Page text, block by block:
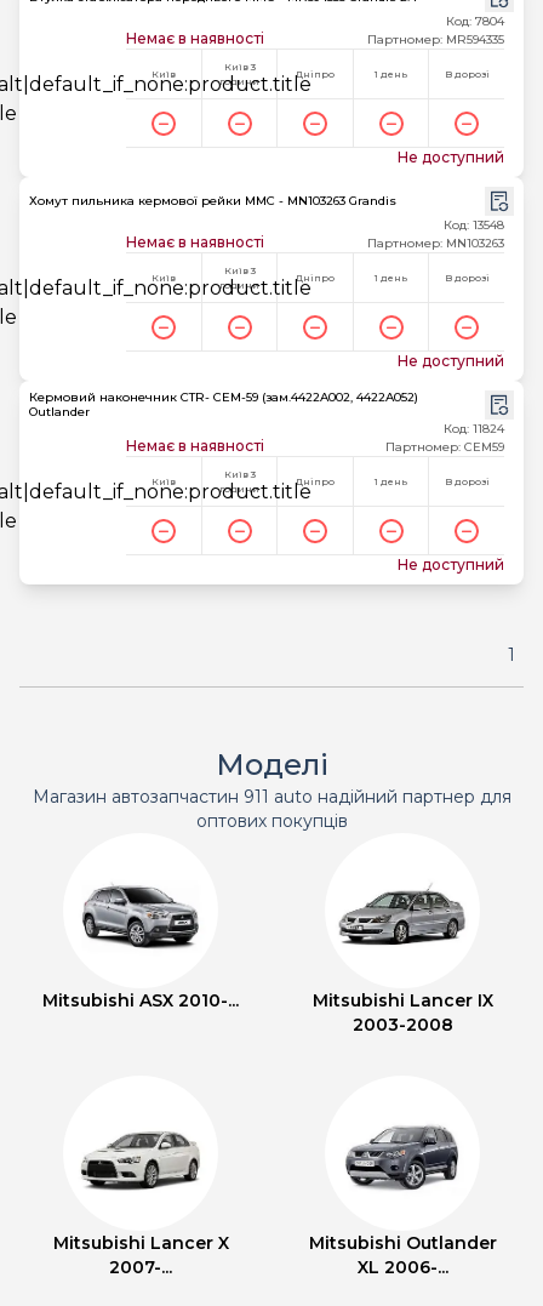
Немає в наявності
Код: 7804
Партномер: MR594335
Київ
Київ 3
години
Дніпро 1 день В дорозі
Не доступний
Хомут пильника кермової рейки MMC - MN103263 Grandis
Немає в наявності
Код: 13548
Партномер: MN103263
Київ
Київ 3
години
Дніпро 1 день В дорозі
Не доступний
Кермовий наконечник CTR- CEM-59 (зам.4422A002, 4422A052)
Outlander
Немає в наявності
Код: 11824
Партномер: CEM59
Київ
Київ 3
години
Дніпро 1 день В дорозі
Не доступний
1
Моделі
Магазин автозапчастин 911 auto надійний партнер для
оптових покупців
Mitsubishi ASX 2010-...
Mitsubishi Lancer IX
2003-2008
Mitsubishi Lancer X
2007-...
Mitsubishi Outlander
XL 2006-...